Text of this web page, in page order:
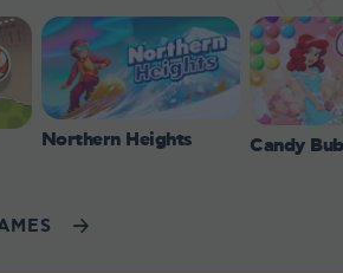
Northern Heights Candy